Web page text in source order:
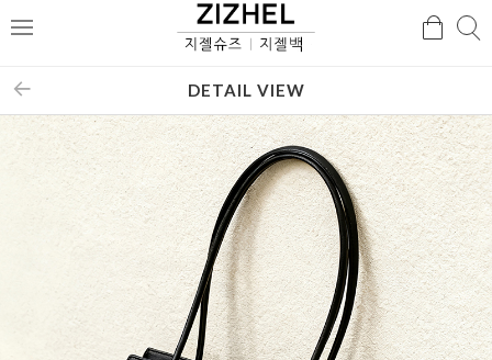
메
검
DETAIL VIEW